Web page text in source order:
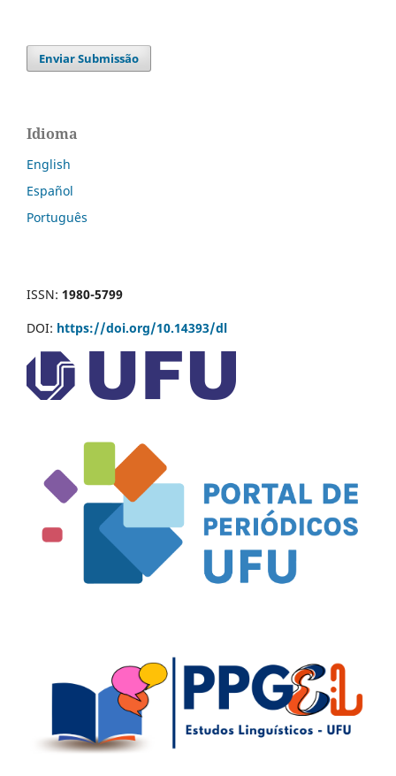
Enviar Submissão
Idioma
English
Español
Português
ISSN: 1980-5799
DOI: https://doi.org/10.14393/dl